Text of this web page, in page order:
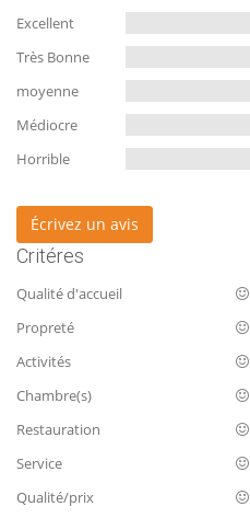
Excellent
Très Bonne
moyenne
Médiocre
Horrible
Écrivez un avis
Critéres
Qualité d'accueil
Propreté
Activités
Chambre(s)
Restauration
Service
Qualité/prix